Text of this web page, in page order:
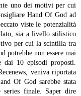
uno dei motivi per cui
Hand Of God ad
viste le potenzialità
sia a livello stilistico
per cui la scintilla tra
potrebbe non essere mai
dai 10 episodi proposti.
veniva riportata
Of God sarebbe stata
series finale. Saper dire